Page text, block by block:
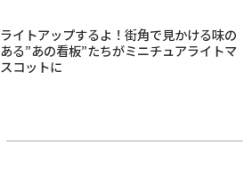
ライトアップするよ！街角で見かける味の
ある”あの看板”たちがミニチュアライトマ
スコットに